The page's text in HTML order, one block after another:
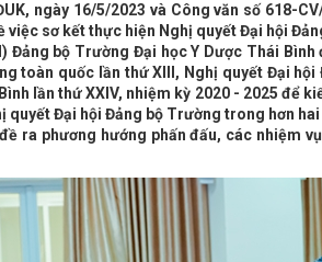
ngày 16/5/2023 và Công văn số 618-
việc sơ kết thực hiện Nghị quyết Đại hội
Đảng bộ Trường Đại học Y Dược Thái
toàn quốc lần thứ XIII, Nghị quyết Đại
lần thứ XXIV, nhiệm kỳ 2020 - 2025 để
quyết Đại hội Đảng bộ Trường trong hơn
ra phương hướng phấn đấu, các nhiệm